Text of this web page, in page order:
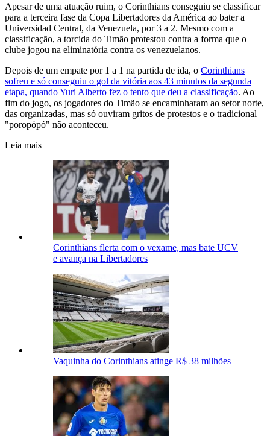
Apesar de uma atuação ruim, o Corinthians conseguiu se classificar
para a terceira fase da Copa Libertadores da América ao bater a
Universidad Central, da Venezuela, por 3 a 2. Mesmo com a
classificação, a torcida do Timão protestou contra a forma que o
clube jogou na eliminatória contra os venezuelanos.
Depois de um empate por 1 a 1 na partida de ida, o Corinthians
sofreu e só conseguiu o gol da vitória aos 43 minutos da segunda
etapa, quando Yuri Alberto fez o tento que deu a classificação. Ao
fim do jogo, os jogadores do Timão se encaminharam ao setor norte,
das organizadas, mas só ouviram gritos de protestos e o tradicional
"poropópó" não aconteceu.
Leia mais
Corinthians flerta com o vexame, mas bate UCV
e avança na Libertadores
Vaquinha do Corinthians atinge R$ 38 milhões